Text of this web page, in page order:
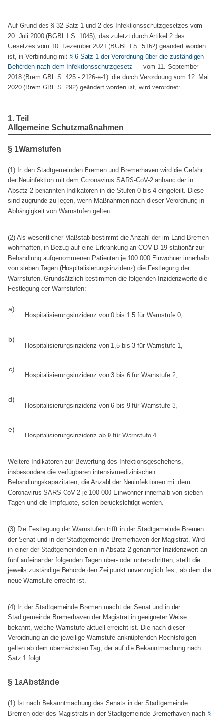
Auf Grund des § 32 Satz 1 und 2 des Infektionsschutzgesetzes vom
20. Juli 2000 (BGBl. I S. 1045), das zuletzt durch Artikel 2 des
Gesetzes vom 10. Dezember 2021 (BGBl. I S. 5162) geändert worden
ist, in Verbindung mit § 6 Satz 1 der Verordnung über die zuständigen
Behörden nach dem Infektionsschutzgesetz
vom 11. September
2018 (Brem.GBl. S. 425 - 2126-e-1), die durch Verordnung vom 12. Mai
2020 (Brem.GBl. S. 292) geändert worden ist, wird verordnet:
1. Teil
Allgemeine Schutzmaßnahmen
§ 1Warnstufen
(1) In den Stadtgemeinden Bremen und Bremerhaven wird die Gefahr
der Neuinfektion mit dem Coronavirus SARS-CoV-2 anhand der in
Absatz 2 benannten Indikatoren in die Stufen 0 bis 4 eingeteilt. Diese
sind zugrunde zu legen, wenn Maßnahmen nach dieser Verordnung in
Abhängigkeit von Warnstufen gelten.
(2) Als wesentlicher Maßstab bestimmt die Anzahl der im Land Bremen
wohnhaften, in Bezug auf eine Erkrankung an COVID-19 stationär zur
Behandlung aufgenommenen Patienten je 100 000 Einwohner innerhalb
von sieben Tagen (Hospitalisierungsinzidenz) die Festlegung der
Warnstufen. Grundsätzlich bestimmen die folgenden Inzidenzwerte die
Festlegung der Warnstufen:
a)
Hospitalisierungsinzidenz von 0 bis 1,5 für Warnstufe 0,
b)
Hospitalisierungsinzidenz von 1,5 bis 3 für Warnstufe 1,
c)
Hospitalisierungsinzidenz von 3 bis 6 für Warnstufe 2,
d)
Hospitalisierungsinzidenz von 6 bis 9 für Warnstufe 3,
e)
Hospitalisierungsinzidenz ab 9 für Warnstufe 4.
Weitere Indikatoren zur Bewertung des Infektionsgeschehens,
insbesondere die verfügbaren intensivmedizinischen
Behandlungskapazitäten, die Anzahl der Neuinfektionen mit dem
Coronavirus SARS-CoV-2 je 100 000 Einwohner innerhalb von sieben
Tagen und die Impfquote, sollen berücksichtigt werden.
(3) Die Festlegung der Warnstufen trifft in der Stadtgemeinde Bremen
der Senat und in der Stadtgemeinde Bremerhaven der Magistrat. Wird
in einer der Stadtgemeinden ein in Absatz 2 genannter Inzidenzwert an
fünf aufeinander folgenden Tagen über- oder unterschritten, stellt die
jeweils zuständige Behörde den Zeitpunkt unverzüglich fest, ab dem die
neue Warnstufe erreicht ist.
(4) In der Stadtgemeinde Bremen macht der Senat und in der
Stadtgemeinde Bremerhaven der Magistrat in geeigneter Weise
bekannt, welche Warnstufe aktuell erreicht ist. Die nach dieser
Verordnung an die jeweilige Warnstufe anknüpfenden Rechtsfolgen
gelten ab dem übernächsten Tag, der auf die Bekanntmachung nach
Satz 1 folgt.
§ 1aAbstände
(1) Ist nach Bekanntmachung des Senats in der Stadtgemeinde
Bremen oder des Magistrats in der Stadtgemeinde Bremerhaven nach §